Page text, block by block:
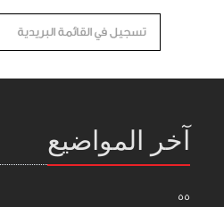
آخر المواضيع
55